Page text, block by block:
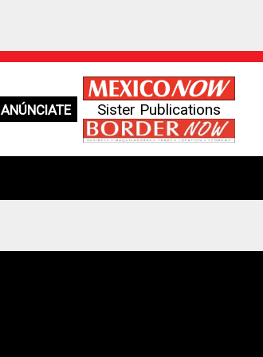
ANÚNCIATE Sister Publications